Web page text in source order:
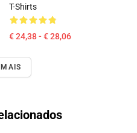
T-Shirts
€ 24,38 - € 28,06